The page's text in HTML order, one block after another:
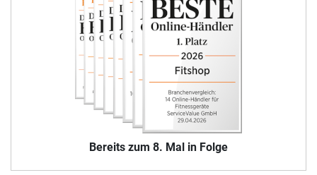
Bereits zum 8. Mal in Folge